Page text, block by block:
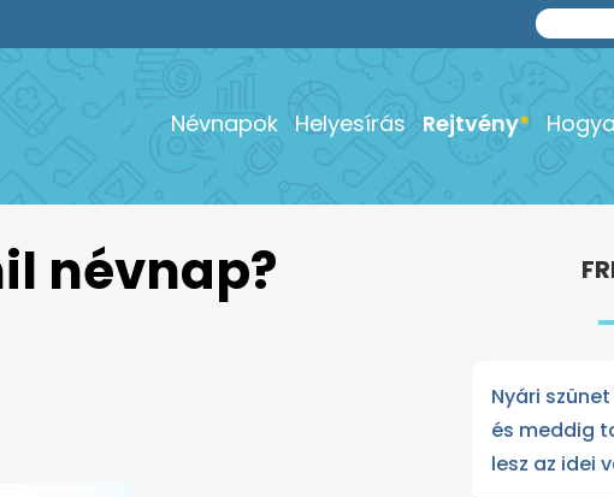
Névnapok Helyesírás Rejtvény
névnap?
Nyári
és meddig
lesz az idei